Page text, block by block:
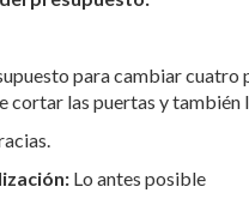
para cambiar cuatro
cortar las puertas y también
Lo antes posible